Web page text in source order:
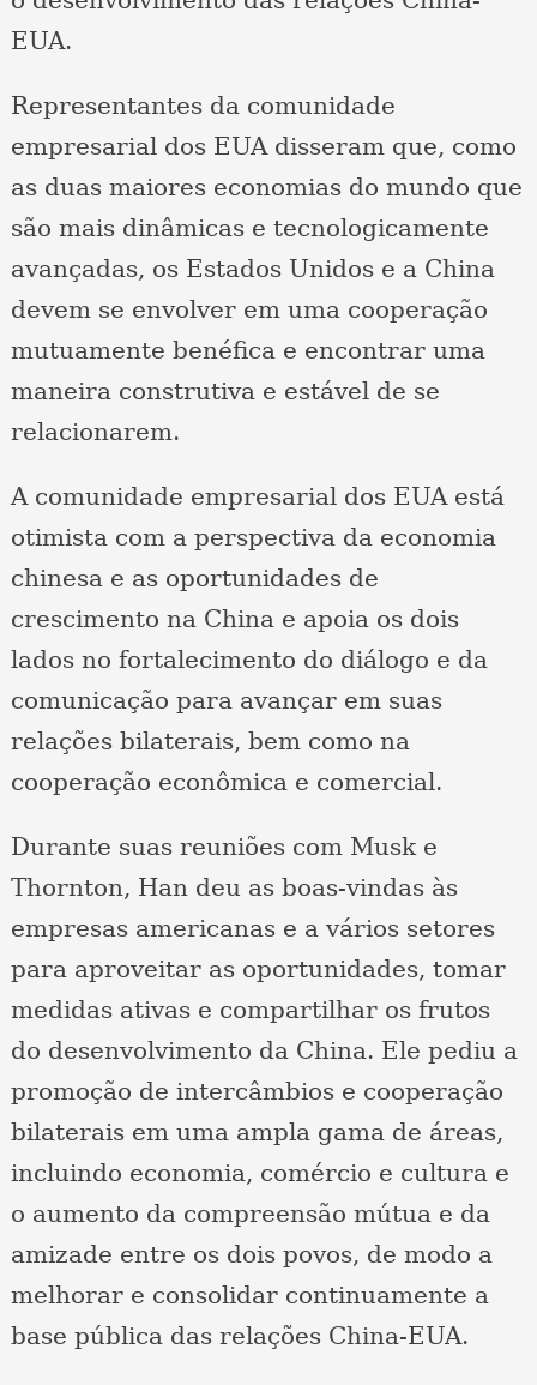
EUA.
Representantes da comunidade
empresarial dos EUA disseram que, como
as duas maiores economias do mundo que
são mais dinâmicas e tecnologicamente
avançadas, os Estados Unidos e a China
devem se envolver em uma cooperação
mutuamente benéfica e encontrar uma
maneira construtiva e estável de se
relacionarem.
A comunidade empresarial dos EUA está
otimista com a perspectiva da economia
chinesa e as oportunidades de
crescimento na China e apoia os dois
lados no fortalecimento do diálogo e da
comunicação para avançar em suas
relações bilaterais, bem como na
cooperação econômica e comercial.
Durante suas reuniões com Musk e
Thornton, Han deu as boas-vindas às
empresas americanas e a vários setores
para aproveitar as oportunidades, tomar
medidas ativas e compartilhar os frutos
do desenvolvimento da China. Ele pediu a
promoção de intercâmbios e cooperação
bilaterais em uma ampla gama de áreas,
incluindo economia, comércio e cultura e
o aumento da compreensão mútua e da
amizade entre os dois povos, de modo a
melhorar e consolidar continuamente a
base pública das relações China-EUA.